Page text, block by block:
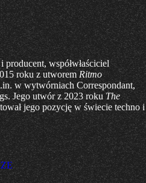
współwłaściciel
roku z utworemRitmo
w wytwórniach Correspondant,
Jego utwór z 2023 rokuThe
jego pozycję w świecie techno i